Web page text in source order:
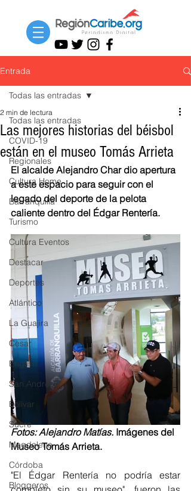
Entrada
Todas las entradas
COVID-19
Regionales
Cultura Home
Barranquilla
Turismo
Cultura Eventos
Destacar
Deportes
Atlántico
La Guajira
Cesar
English
San Andres
Bolívar
Sucre
Magdalena
Córdoba
Bloggeros
Todas las entradas
Las mejores historias del béisbol
están en el museo Tomás Arrieta
2 min de lectura
El alcalde Alejandro Char dio apertura
a este espacio para seguir con el
legado del deporte de la pelota
caliente dentro del Édgar Rentería.
Fotos: Alejandro Matías. Imágenes del
Museo Tomás Arrieta.
"El Édgar Rentería no podría estar